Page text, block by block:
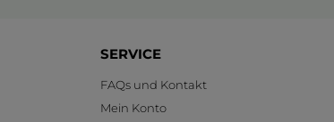
SERVICE
FAQs und Kontakt
Mein Konto